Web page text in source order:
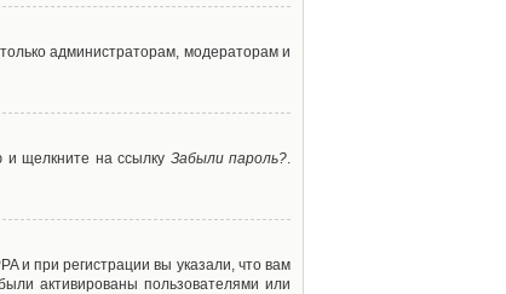
администраторам, модераторам и
и щелкните на ссылку Забыли пароль?.
и при регистрации вы указали, что вам
активированы пользователями или